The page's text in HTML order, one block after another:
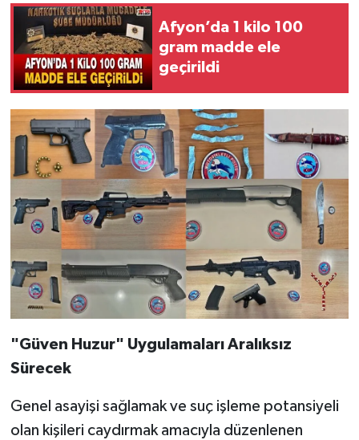
Afyon’da 1 kilo 100
gram madde ele
geçirildi
"Güven Huzur" Uygulamaları Aralıksız
Sürecek
Genel asayişi sağlamak ve suç işleme potansiyeli
olan kişileri caydırmak amacıyla düzenlenen